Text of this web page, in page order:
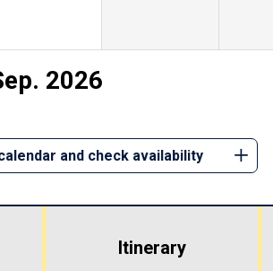
2026
and check availability
Itinerary